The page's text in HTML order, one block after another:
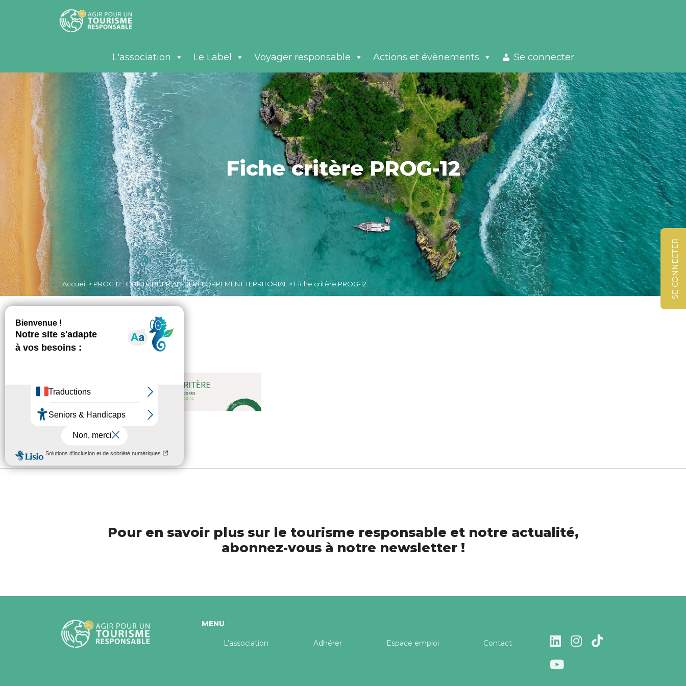
SE CONNECTER
L'association Le Label Voyager responsable Actions et évènements Se connecter
Fiche critère PROG-12
Accueil > PROG 12 : CONTRIBUER AU DÉVELOPPEMENT TERRITORIAL > Fiche critère PROG-12 ©
Non classé
Pour en savoir plus sur le tourisme responsable et notre actualité,
abonnez-vous à notre newsletter !
MENU
L’association Adhérer Espace emploi Contact